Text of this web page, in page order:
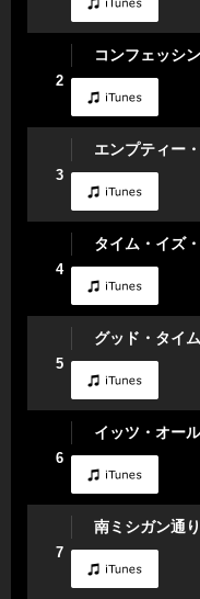
2
コンフェッシ
3
エンプティー
4
タイム・イズ
5
グッド・タイ
6
イッツ・オー
7
南ミシガン通